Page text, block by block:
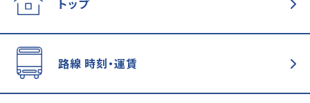
トップ
路線 時刻・運賃